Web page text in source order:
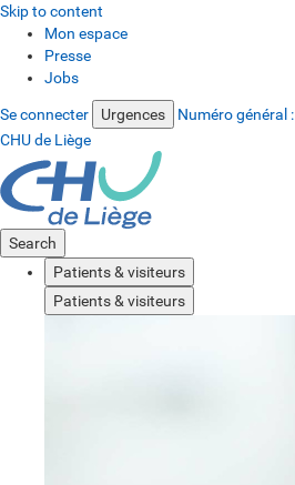
Skip to content
Mon espace
Presse
Jobs
Se connecter Urgences Numéro général :
CHU de Liège
Search
Patients & visiteurs
Patients & visiteurs